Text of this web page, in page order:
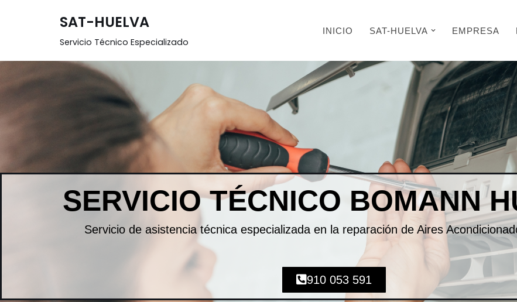
contenido
SAT-HUELVA
Servicio Técnico Especializado
INICIO SAT-HUELVA EMPRESA
SERVICIO TÉCNICO BOMANN
Servicio de asistencia técnica especializada en la reparación de Aires
910 053 591